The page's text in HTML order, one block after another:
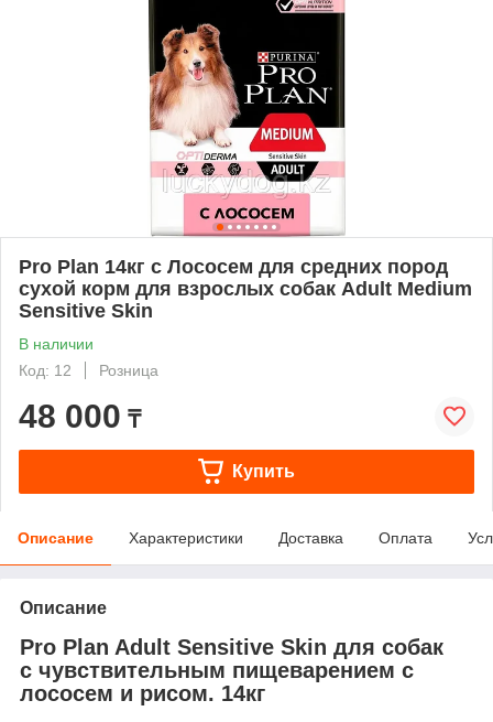
Pro Plan 14кг с Лососем для средних пород
сухой корм для взрослых собак Adult Medium
Sensitive Skin
В наличии
Код: 12
Розница
48 000 ₸
Купить
Описание Характеристики Доставка Оплата
Описание
Pro Plan Adult Sensitive Skin для собак
с чувствительным пищеварением с
лососем и рисом. 14кг